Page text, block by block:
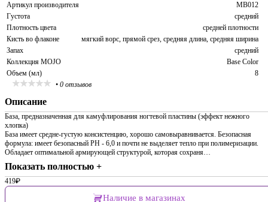
Артикул производителя
MB012
Густота
средний
Плотность цвета
средней плотности
Кисть во флаконе
мягкий ворс, прямой срез, средняя длина, средняя ширина
Запах
средний
Коллекция MOJO
Base Color
Объем (мл)
8
• 0 отзывов
Описание
База, предназначенная для камуфлирования ногтевой пластины (эффект нежного
хлопка)
База имеет средне-густую консистенцию, хорошо самовыравнивается. Безопасная
формула: имеет безопасный PH - 6,0 и почти не выделяет тепло при полимеризации.
Обладает оптимальной армирующей структурой, которая сохраня…
Показать полностью +
419₽
Наличие в магазинах